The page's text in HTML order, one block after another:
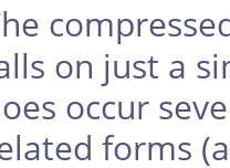
on just a
occur
forms